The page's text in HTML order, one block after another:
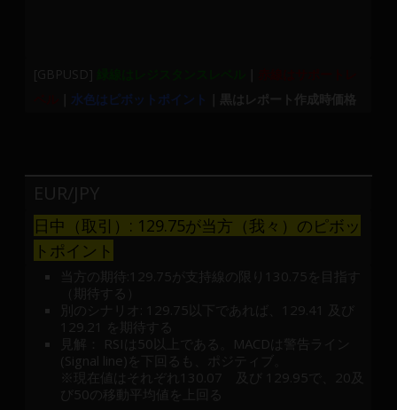
[GBPUSD]
｜水色はピボットポイント ｜黒はレポート作成時価格
EUR/JPY
日中（取引）: 129.75が当方（我々）のピボッ
トポイント
当方の期待:129.75が支持線の限り130.75を目指す
（期待する）
別のシナリオ: 129.75以下であれば、129.41 及び
129.21 を期待する
見解： RSIは50以上である。MACDは警告ライン
(Signal line)を下回るも、ポジティブ。
※現在値はそれぞれ130.07 及び 129.95で、20及
び50の移動平均値を上回る